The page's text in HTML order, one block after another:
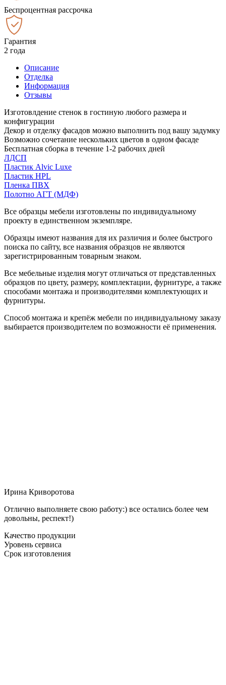
Беспроцентная рассрочка
Гарантия
2 года
Описание
Отделка
Информация
Отзывы
Изготовлдение стенок в гостиную любого размера и
конфигурации
Декор и отделку фасадов можно выполнить под вашу задумку
Возможно сочетание нескольких цветов в одном фасаде
Бесплатная сборка в течение 1-2 рабочих дней
ЛДСП
Пластик Alvic Luxe
Пластик HPL
Пленка ПВХ
Полотно АГТ (МДФ)
Все образцы мебели изготовлены по индивидуальному
проекту в единственном экземпляре.
Образцы имеют названия для их различия и более быстрого
поиска по сайту, все названия образцов не являются
зарегистрированным товарным знаком.
Все мебельные изделия могут отличаться от представленных
образцов по цвету, размеру, комплектации, фурнитуре, а также
способами монтажа и производителями комплектующих и
фурнитуры.
Способ монтажа и крепёж мебели по индивидуальному заказу
выбирается производителем по возможности её применения.
Ирина Криворотова
Отлично выполняете свою работу:) все остались более чем
довольны, респект!)
Качество продукции
Уровень сервиса
Срок изготовления